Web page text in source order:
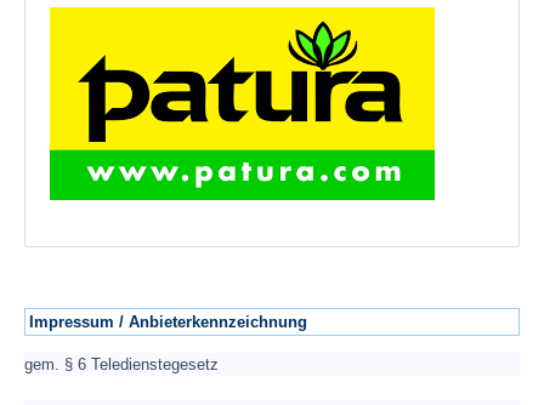
Impressum / Anbieterkennzeichnung
gem. § 6 Teledienstegesetz